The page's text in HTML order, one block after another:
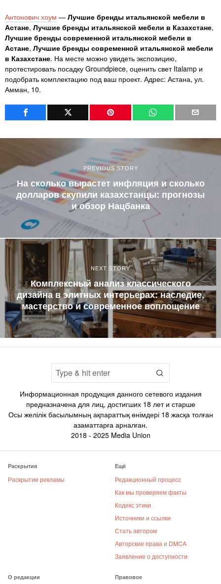
Антонович хоум — Лучшие бренды итальянской мебели в
Астане, Лучшие бренды итальянской мебели в Казахстане,
Лучшие бренды современной итальянской мебели в
Астане, Лучшие бренды современной итальянской мебели
в Казахстане. На месте можно увидеть экспозицию,
протестировать посадку Groundpiece, оценить свет Italamp и
подобрать комплектацию под ваш проект. Адрес: Астана, ул.
Амман, 10.
PREVIOUS STORY
На сколько вырастет инфляция и сколько
долларов скупили казахстанцы: прогнозы
и обзор Нацбанка
NEXT STORY
Комплексный анализ классического
дизайна в элитных интерьерах: наследие,
мастерство и современное воплощение
Информационная продукция данного сетевого издания
предназначена для лиц, достигших 18 лет и старше
Осы желілік басылымның ақпараттық өнімдері 18 жасқа толған
азаматтарға арналған.
2018 - 2025 Media Union
Раскрытия
Раскрытие рекламы
Ещё
Редакционный процесс
Как мы проверяем факты
Кодекс этики
Источники и ссылки
Стать автором
Авторские права и DMCA
Заявление о доступности
О редакции Правовое